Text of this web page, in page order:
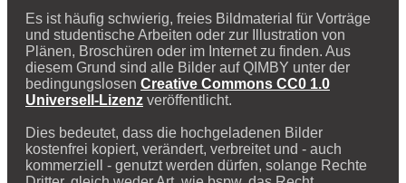
Es ist häufig schwierig, freies Bildmaterial für Vorträge
und studentische Arbeiten oder zur Illustration von
Plänen, Broschüren oder im Internet zu finden. Aus
diesem Grund sind alle Bilder auf QIMBY unter der
bedingungslosen Creative Commons CC0 1.0
Universell-Lizenz veröffentlicht.
Dies bedeutet, dass die hochgeladenen Bilder
kostenfrei kopiert, verändert, verbreitet und - auch
kommerziell - genutzt werden dürfen, solange Rechte